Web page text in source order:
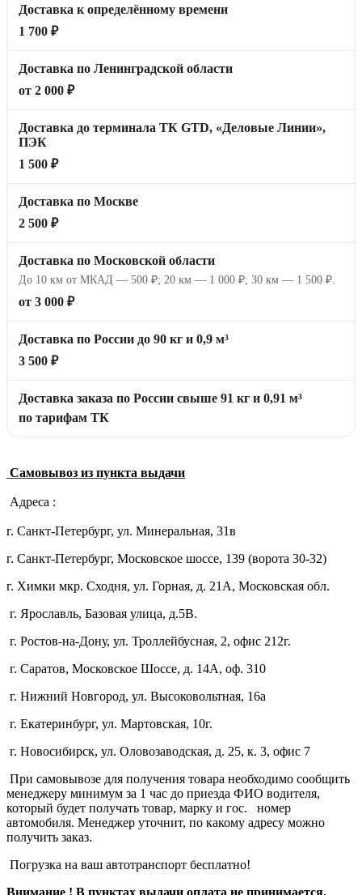
Доставка к определённому времени
1 700 ₽
Доставка по Ленинградской области
от 2 000 ₽
Доставка до терминала ТК GTD, «Деловые Линии»,
ПЭК
1 500 ₽
Доставка по Москве
2 500 ₽
Доставка по Московской области
До 10 км от МКАД — 500 ₽; 20 км — 1 000 ₽; 30 км — 1 500 ₽.
от 3 000 ₽
Доставка по России до 90 кг и 0,9 м³
3 500 ₽
Доставка заказа по России свыше 91 кг и 0,91 м³
по тарифам ТК
Самовывоз из пункта выдачи
Адреса :
г. Санкт-Петербург, ул. Минеральная, 31в
г. Санкт-Петербург, Московское шоссе, 139 (ворота 30-32)
г. Химки мкр. Сходня, ул. Горная, д. 21А, Московская обл.
г. Ярославль, Базовая улица, д.5В.
г. Ростов-на-Дону, ул. Троллейбусная, 2, офис 212г.
г. Саратов, Московское Шоссе, д. 14А, оф. 310
г. Нижний Новгород, ул. Высоковольтная, 16а
г. Екатеринбург, ул. Мартовская, 10г.
г. Новосибирск, ул. Оловозаводская, д. 25, к. 3, офис 7
При самовывозе для получения товара необходимо сообщить
менеджеру минимум за 1 час до приезда ФИО водителя,
который будет получать товар, марку и гос. номер
автомобиля. Менеджер уточнит, по какому адресу можно
получить заказ.
Погрузка на ваш автотранспорт бесплатно!
Внимание ! В пунктах выдачи оплата не принимается.